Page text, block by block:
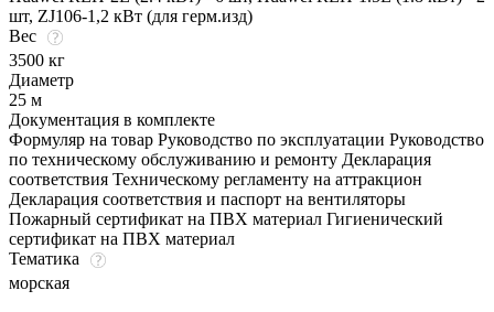
шт, ZJ106-1,2 кВт (для герм.изд)
Вес
3500 кг
Диаметр
25 м
Документация в комплекте
Формуляр на товар Руководство по эксплуатации Руководство
по техническому обслуживанию и ремонту Декларация
соответствия Техническому регламенту на аттракцион
Декларация соответствия и паспорт на вентиляторы
Пожарный сертификат на ПВХ материал Гигиенический
сертификат на ПВХ материал
Тематика
морская